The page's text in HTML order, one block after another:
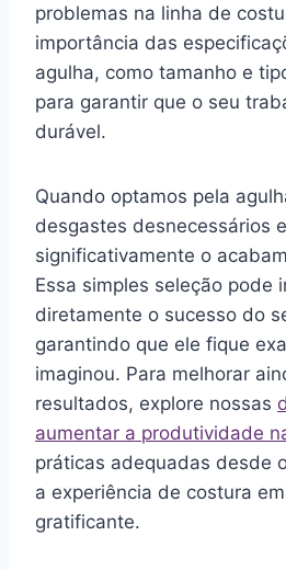
problemas na linha de
importância das
agulha, como tamanho e
para garantir que o seu
durável.
Quando optamos pela
desgastes desnecessários
significativamente o
Essa simples seleção pode
diretamente o sucesso do
garantindo que ele fique
imaginou. Para melhorar
resultados, explore nossas
aumentar a produtividade
práticas adequadas desde
a experiência de costura
gratificante.